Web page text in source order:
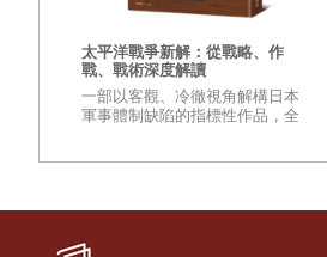
第四部・希望
17.「更多的援助，更好的運用」
18.叢林騎士
19.「路面以下」
20.骯髒的廁所
太平洋戰爭新解：從戰略、作
戰、戰術深度解讀
一部以客觀、冷徹視角解構日本
軍事體制缺陷的指標性作品，全